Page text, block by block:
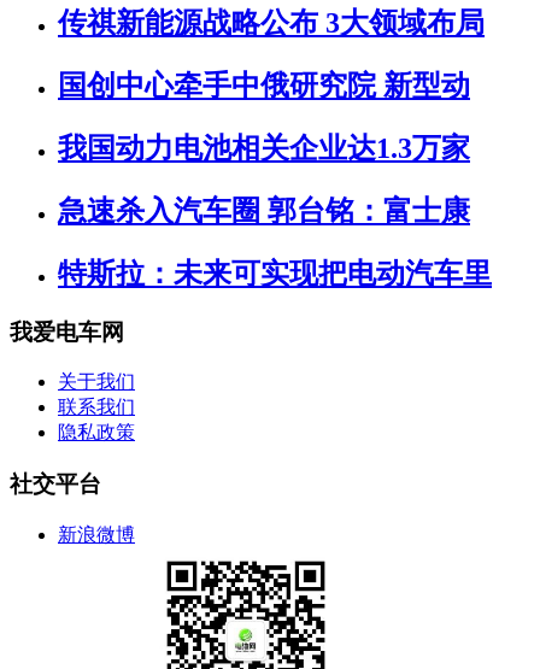
传祺新能源战略公布 3大领域布局
国创中心牵手中俄研究院 新型动
我国动力电池相关企业达1.3万家
急速杀入汽车圈 郭台铭：富士康
特斯拉：未来可实现把电动汽车里
我爱电车网
关于我们
联系我们
隐私政策
社交平台
新浪微博